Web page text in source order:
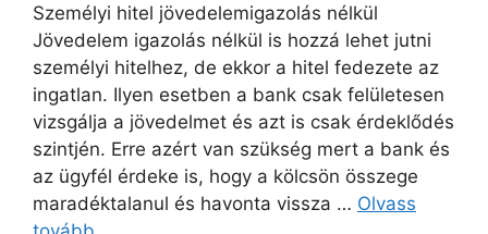
Személyi hitel jövedelemigazolás nélkül
Jövedelem igazolás nélkül is hozzá lehet jutni
személyi hitelhez, de ekkor a hitel fedezete az
ingatlan. Ilyen esetben a bank csak felületesen
vizsgálja a jövedelmet és azt is csak érdeklődés
szintjén. Erre azért van szükség mert a bank és
az ügyfél érdeke is, hogy a kölcsön összege
maradéktalanul és havonta vissza … Olvass